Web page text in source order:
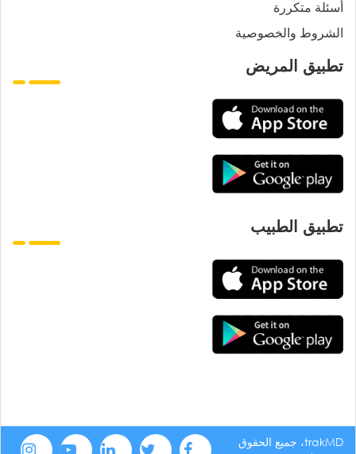
أسئلة متكررة
الشروط والخصوصية
تطبيق المريض
تطبيق الطبيب
trakMD، جميع الحقوق